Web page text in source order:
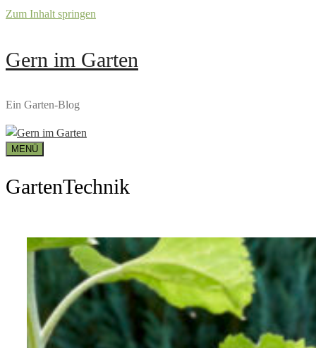
Zum Inhalt springen
Gern im Garten
Ein Garten-Blog
MENÜ
GartenTechnik